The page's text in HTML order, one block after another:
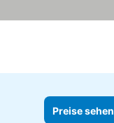
Preise sehen